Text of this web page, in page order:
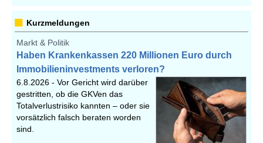
Kurzmeldungen
Markt & Politik
Haben Krankenkassen 220 Millionen Euro durch
Immobilieninvestments verloren?
6.8.2026 - Vor Gericht wird darüber
gestritten, ob die GKVen das
Totalverlustrisiko kannten – oder sie
vorsätzlich falsch beraten worden
sind.